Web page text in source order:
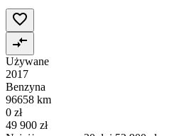
Używane
2017
Benzyna
96658 km
0 zł
49 900 zł